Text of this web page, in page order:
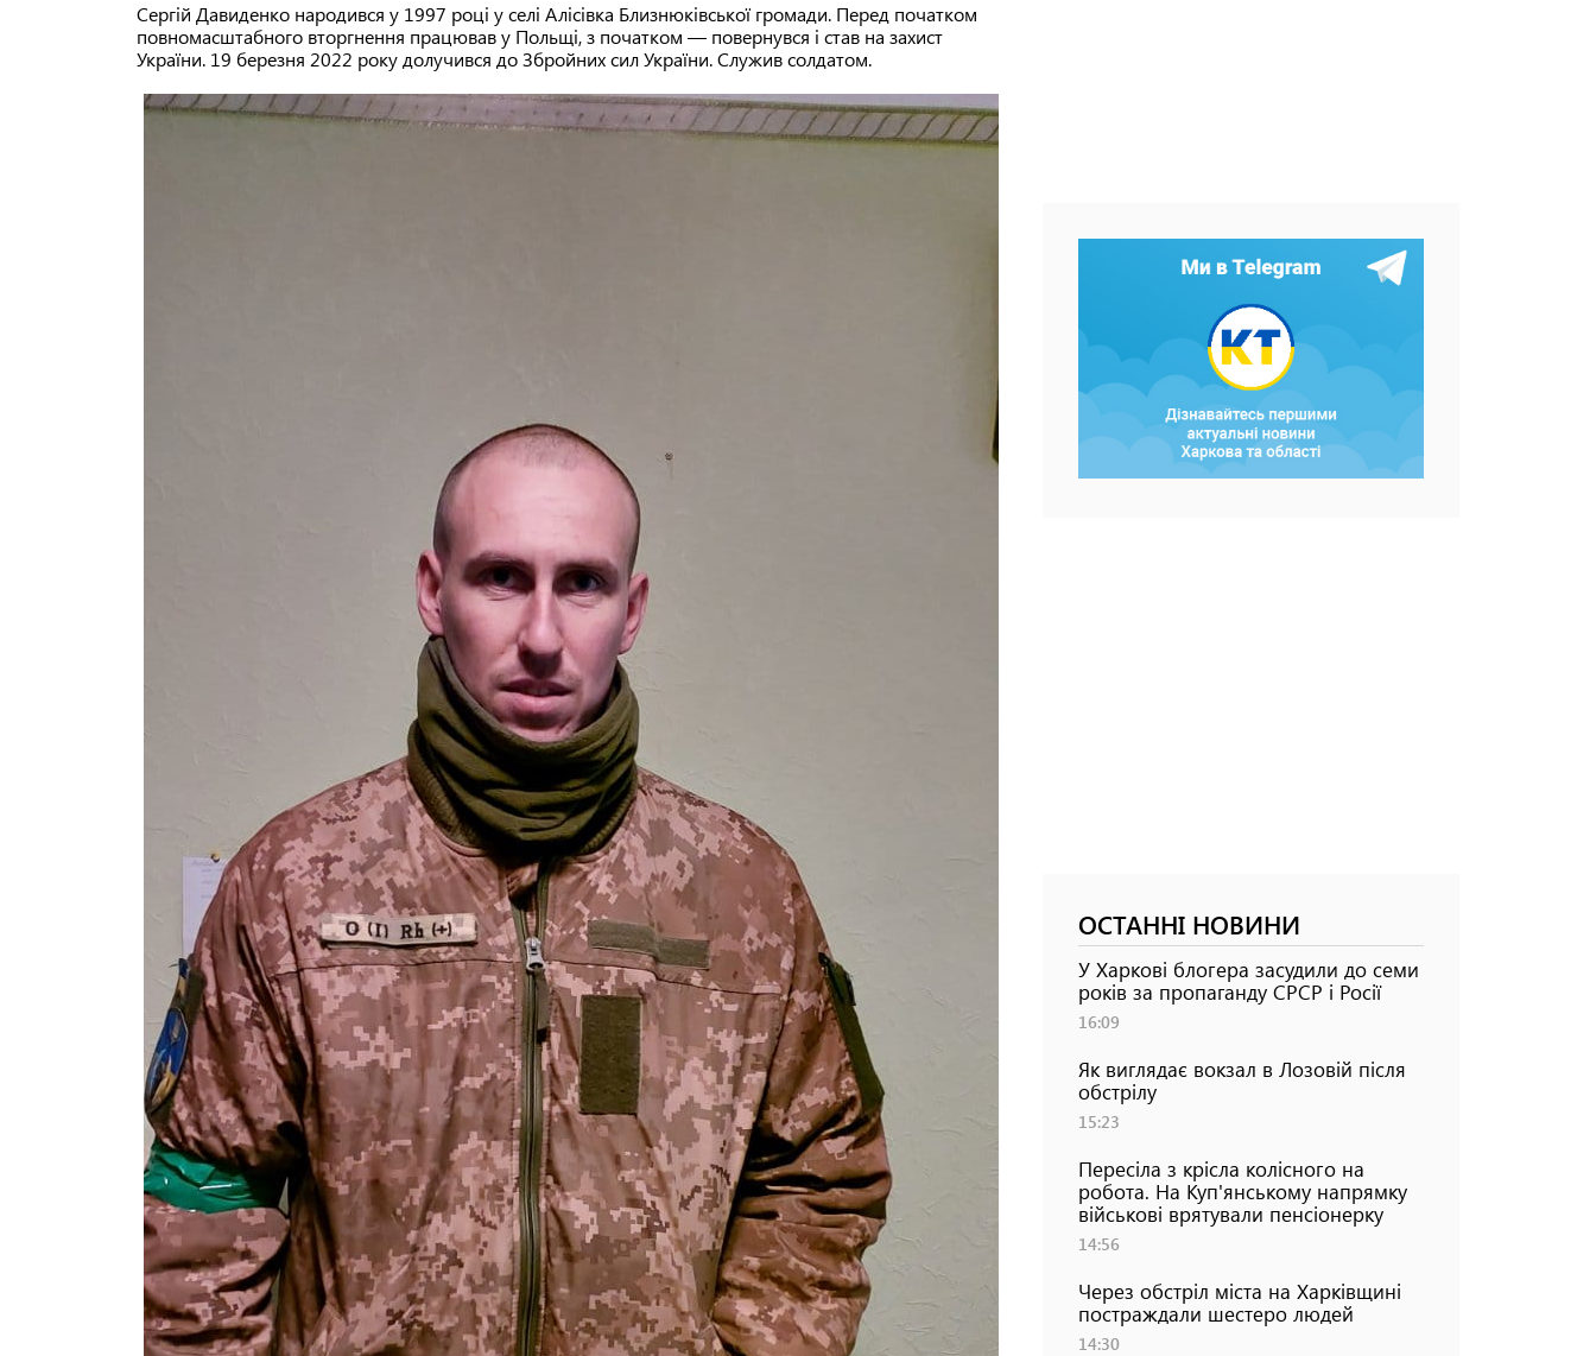
Сергій Давиденко народився у 1997 році у селі Алісівка Близнюківської громади. Перед початком
повномасштабного вторгнення працював у Польщі, з початком — повернувся і став на захист
України. 19 березня 2022 року долучився до Збройних сил України. Служив солдатом.
ОСТАННІ НОВИНИ
У Харкові блогера засудили до семи
років за пропаганду СРСР і Росії
16:09
Як виглядає вокзал в Лозовій після
обстрілу
15:23
Пересіла з крісла колісного на
робота. На Куп'янському напрямку
військові врятували пенсіонерку
14:56
Через обстріл міста на Харківщині
постраждали шестеро людей
14:30